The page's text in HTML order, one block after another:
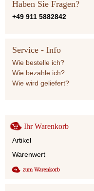
Haben Sie Fragen?
+49 911 5882842
Service - Info
Wie bestelle ich?
Wie bezahle ich?
Wie wird geliefert?
Ihr Warenkorb
Artikel
Warenwert